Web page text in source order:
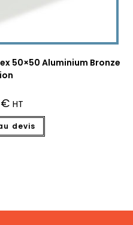
50×50 Aluminium Bronze
€ HT
devis